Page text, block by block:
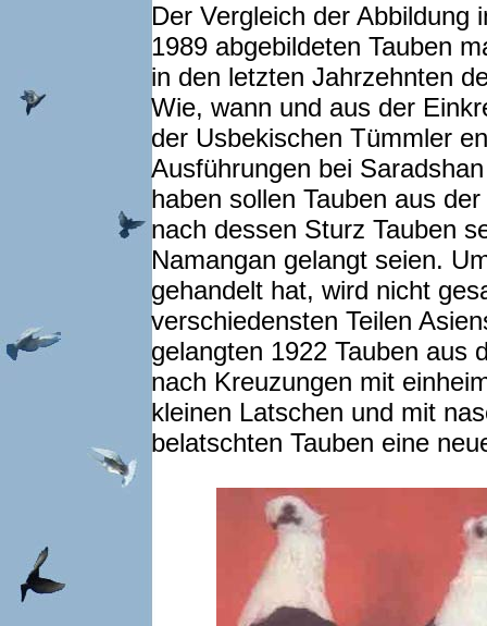
Der Vergleich der Abbildung
1989 abgebildeten Tauben
in den letzten Jahrzehnten
Wie, wann und aus der
der Usbekischen Tümmler
Ausführungen bei
haben sollen Tauben aus
nach dessen Sturz Tauben
Namangan gelangt seien.
gehandelt hat, wird nicht
verschiedensten Teilen
gelangten 1922 Tauben aus
nach Kreuzungen mit
kleinen Latschen und mit
belatschten Tauben eine